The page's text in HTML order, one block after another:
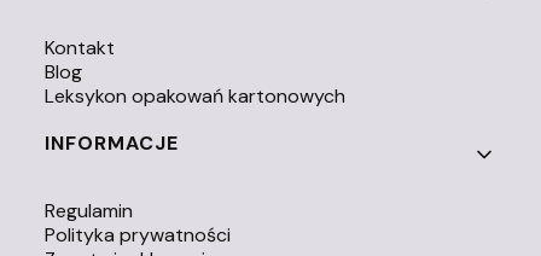
Kontakt
Blog
Leksykon opakowań kartonowych
INFORMACJE
Regulamin
Polityka prywatności